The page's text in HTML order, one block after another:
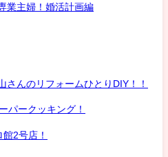
業主婦！婚活計画編
さんのリフォームひとりDIY！！
パークッキング！
2号店！